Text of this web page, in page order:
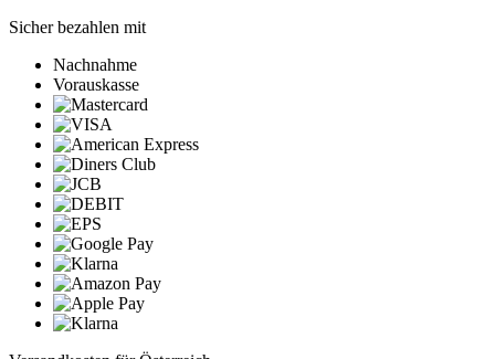
Sicher bezahlen mit
Nachnahme
Vorauskasse